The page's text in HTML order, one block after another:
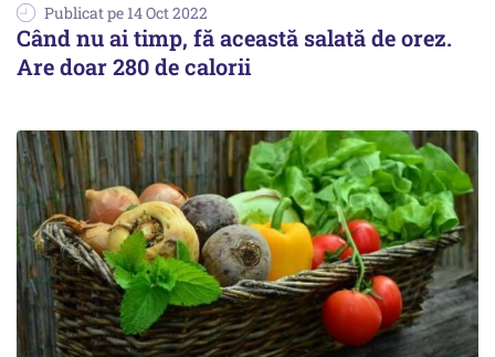
Publicat pe 14 Oct 2022
Când nu ai timp, fă această salată de orez.
Are doar 280 de calorii